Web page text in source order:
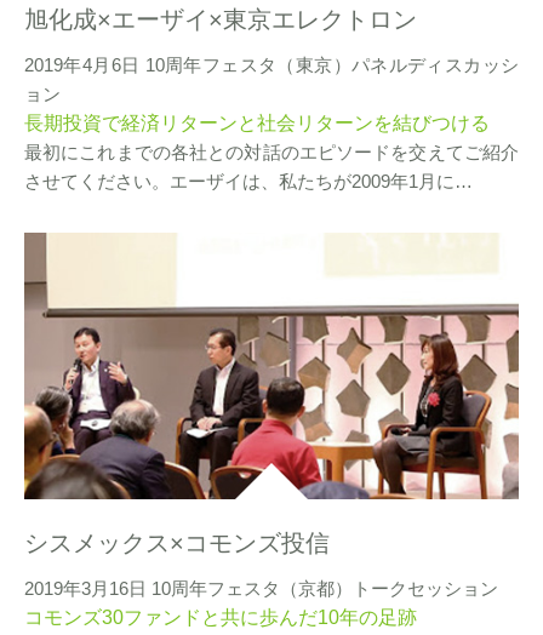
旭化成×エーザイ×東京エレクトロン
2019年4月6日 10周年フェスタ（東京）パネルディスカッシ
ョン
長期投資で経済リターンと社会リターンを結びつける
最初にこれまでの各社との対話のエピソードを交えてご紹介
させてください。エーザイは、私たちが2009年1月に…
シスメックス×コモンズ投信
2019年3月16日 10周年フェスタ（京都）トークセッション
コモンズ30ファンドと共に歩んだ10年の足跡